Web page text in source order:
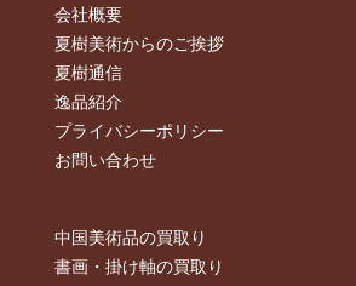
会社概要
夏樹美術からのご挨拶
夏樹通信
逸品紹介
プライバシーポリシー
お問い合わせ
中国美術品の買取り
書画・掛け軸の買取り